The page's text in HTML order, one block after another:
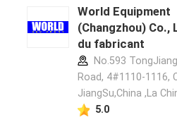
World Equipment
(Changzhou)
du fabricant
No.593
Road, 4#1110-1116,
JiangSu,China ,La
5.0